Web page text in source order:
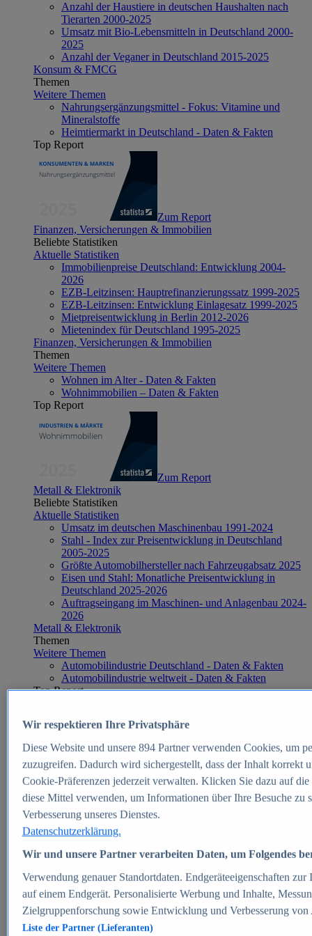
Anzahl der Haustiere in deutschen Haushalten nach
Tierarten 2000-2025
Umsatz mit Bio-Lebensmitteln in Deutschland 2000-
2025
Anzahl der Veganer in Deutschland 2015-2025
Konsum & FMCG
Themen
Weitere Themen
Nahrungsergänzungsmittel - Fokus: Vitamine und
Mineralstoffe
Heimtiermarkt in Deutschland - Daten & Fakten
Top Report
Zum Report
Finanzen, Versicherungen & Immobilien
Beliebte Statistiken
Aktuelle Statistiken
Immobilienpreise Deutschland: Entwicklung 2004-
2026
EZB-Leitzinsen: Hauptrefinanzierungssatz 1999-2025
EZB-Leitzinsen: Entwicklung Einlagesatz 1999-2025
Mietpreisentwicklung in Berlin 2012-2026
Mietenindex für Deutschland 1995-2025
Finanzen, Versicherungen & Immobilien
Themen
Weitere Themen
Wohnen im Alter - Daten & Fakten
Wohnimmobilien – Daten & Fakten
Top Report
Zum Report
Metall & Elektronik
Beliebte Statistiken
Aktuelle Statistiken
Umsatz im deutschen Maschinenbau 1991-2024
Stahl - Index zur Preisentwicklung in Deutschland
2005-2025
Größte Automobilhersteller nach Fahrzeugabsatz 2025
Eisen und Stahl: Monatliche Preisentwicklung in
Deutschland 2025-2026
Auftragseingang im Maschinen- und Anlagenbau 2024-
2026
Metall & Elektronik
Themen
Weitere Themen
Automobilindustrie Deutschland - Daten & Fakten
Automobilindustrie weltweit - Daten & Fakten
Top Report
Zum Report
E-commerce
Beliebte Statistiken
Aktuelle Statistiken
E-Commerce - Entwicklung des Umsatzes in
Deutschland 1999-2025
Umsatz von Amazon in Deutschland und weltweit
2010-2025
B2C-E-Commerce: Top-50 Online Shops in
Deutschland 2024
Marktanteile von Online-Zahlungsverfahren in
Deutschland 2024
Umsatzstarke Warengruppen im Online-Handel in
Deutschland 2023-2025
Wir respektieren Ihre Privatsphäre
Diese Website und unsere 894Partner verwenden Cookies, um
zuzugreifen. Dadurch wird sichergestellt, dass der Inhalt korrekt
Cookie-Präferenzen jederzeit verwalten. Klicken Sie dazu auf
diese Mittel verwenden, um Informationen über Ihre Besuche
Verbesserung unseres Dienstes.
Datenschutzerklärung.
Wir und unsere Partner verarbeiten Daten, um Folgendes
Verwendung genauer Standortdaten. Endgeräteeigenschaften
auf einem Endgerät. Personalisierte Werbung und Inhalte,
Zielgruppenforschung sowie Entwicklung und Verbesserung von
Liste der Partner (Lieferanten)